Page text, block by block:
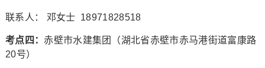
联系人： 邓女士 18971828518
考点四：赤壁市水建集团（湖北省赤壁市赤马港街道富康路
20号）